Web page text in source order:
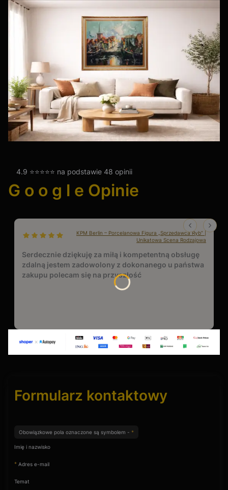
4.9 ⭐⭐⭐⭐⭐ na podstawie 48 opinii
G o o g l e Opinie
dał ocenę: 5
KPM Berlin – Porcelanowa Figura „Sprzedawca Ryb” |
Unikatowa Scena Rodzajowa
Serdecznie dziękuję za miłą i kompetentną obsługę
zdalną jestem zadowolony z dokonanego u państwa
zakupu polecam się na przyszłość
Formularz kontaktowy
Obowiązkowe pola oznaczone są symbolem - *
Imię i nazwisko
* Adres e-mail
Temat